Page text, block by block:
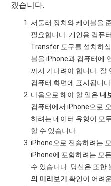
겠습니다.
서둘러 장치와 케이블을
필요합니다. 개인용 컴퓨
Transfer 도구를 설치하
블을 iPhone과 컴퓨터에
까지 기다려야 합니다. 잘
컴퓨터 화면에 표시됩니다.
다음으로 해야 할 일은 내
컴퓨터에서 iPhone으로
하려는 데이터 유형이 모
할 수 있습니다.
iPhone으로 전송하려는
iPhone에 포함하려는 모
수 있습니다. 당신은 또한
의 미리보기
확인이 어려